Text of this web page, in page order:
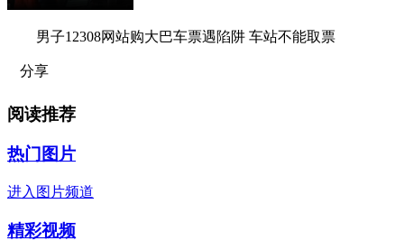
男子12308网站购大巴车票遇陷阱 车站不能取票
分享
阅读推荐
热门图片
进入图片频道
精彩视频